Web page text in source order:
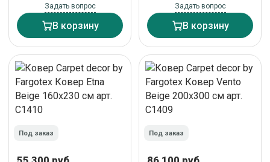
Задать вопрос
В корзину
Задать вопрос
В корзину
Под заказ Под заказ